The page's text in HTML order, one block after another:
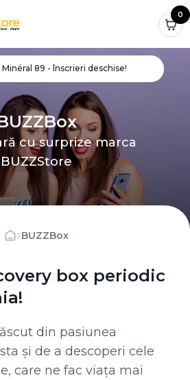
0
89 - înscrieri deschise!
cu surprize marca
BUZZStore
›BUZZBox
box periodic
din pasiunea
și de a descoperi cele
care ne fac viața mai